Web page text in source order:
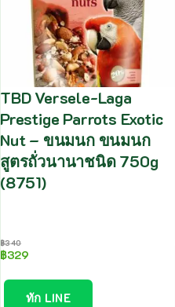
TBD Versele-Laga
Prestige Parrots Exotic
Nut – ขนมนก ขนมนก
สูตรถั่วนานาชนิด 750g
(8751)
฿340
฿329
ทัก LINE